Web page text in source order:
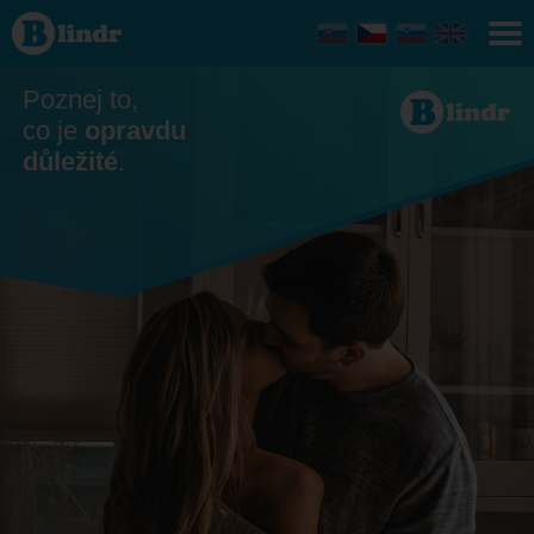
Seznamka
Poznej to,
co je opravdu
důležité.